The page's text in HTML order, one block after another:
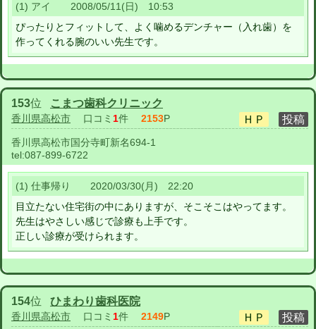
(1) アイ 2008/05/11(日) 10:53
ぴったりとフィットして、よく噛めるデンチャー（入れ歯）を
作ってくれる腕のいい先生です。
153位 こまつ歯科クリニック
香川県高松市 口コミ 1件 2153P
香川県高松市国分寺町新名694-1
tel:087-899-6722
(1) 仕事帰り 2020/03/30(月) 22:20
目立たない住宅街の中にありますが、そこそこはやってます。
先生はやさしい感じで診療も上手です。
正しい診療が受けられます。
154位 ひまわり歯科医院
香川県高松市 口コミ 1件 2149P